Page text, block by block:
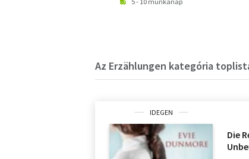
Az Erzählungen kategória
IDEGEN
Die